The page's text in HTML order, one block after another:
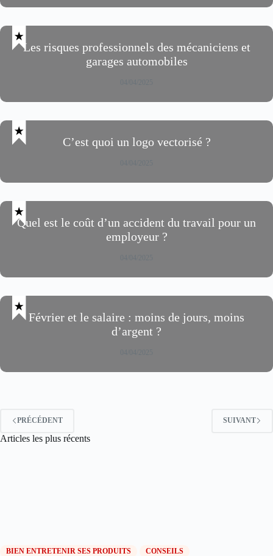
Les risques professionnels des mécaniciens et
garages automobiles
C’est quoi un logo vectorisé ?
Quel est le coût d’un accident du travail pour un
employeur ?
Février et le salaire : moins de jours, moins
d’argent ?
PRÉCÉDENT SUIVANT
Articles les plus récents
BIEN ENTRETENIR SES PRODUITS CONSEILS